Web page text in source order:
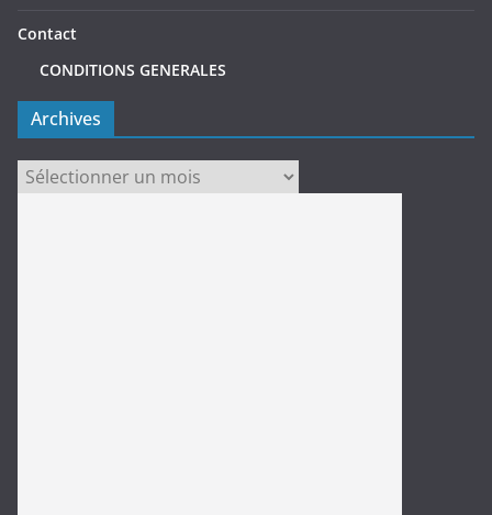
Contact
CONDITIONS GENERALES
Archives
Archives